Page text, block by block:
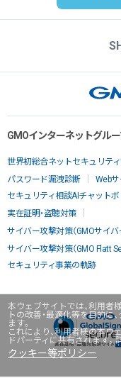
本ウェブサイトでは、利用者
トの改善・最適化等を目的に
ます。
これにより、利用者様の本ウ
ドパーティに共有されます。
クッキー等ポリシー
GMOインターネットグル
世界初総合ネットセキュリティ
パスワード漏洩診断
Web
セキュリティ相談AIチャットボ
実在証明・盗聴対策
サイバー攻撃対策（GMOサイ
サイバー攻撃対策（GMO Flatt
セキュリティ事業の軌跡